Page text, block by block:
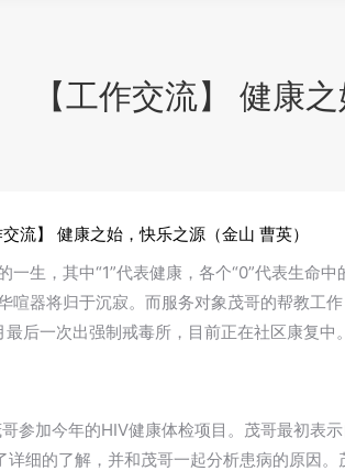
【工作交流】 健康
交流】 健康之始，快乐之源（金山 曹英）
生，其中“1”代表健康，各个“0”代表生命
喧器将归于沉寂。而服务对象茂哥的帮教
后一次出强制戒毒所，目前正在社区康复中。
参加今年的HIV健康体检项目。茂哥最初表
详细的了解，并和茂哥一起分析患病的原因